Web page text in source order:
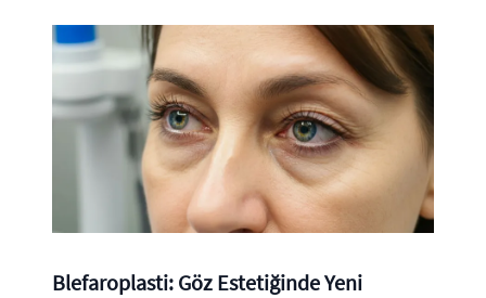
Blefaroplasti: Göz Estetiğinde Yeni